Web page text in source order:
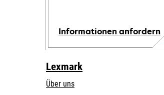
Informationen anfordern
Lexmark
Über uns